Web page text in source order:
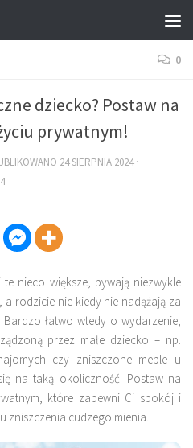
0
dziecko? Postaw na
prywatnym!
24 SIERPNIA 2024·
nieco większe, bywają niezwykle
a rodzicie nie kiedy nie nadążają za
łatwo wtedy o wydarzenie,
przez małe dziecko – np.
czy zniszczone meble u
na taką okoliczność. Postaw na
które zapewni Ci spokój i
zniszczenia cudzego mienia.